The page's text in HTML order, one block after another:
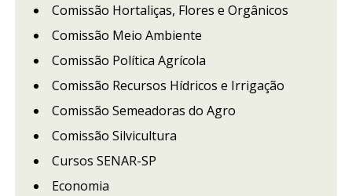
Comissão Hortaliças, Flores e Orgânicos
Comissão Meio Ambiente
Comissão Política Agrícola
Comissão Recursos Hídricos e Irrigação
Comissão Semeadoras do Agro
Comissão Silvicultura
Cursos SENAR-SP
Economia